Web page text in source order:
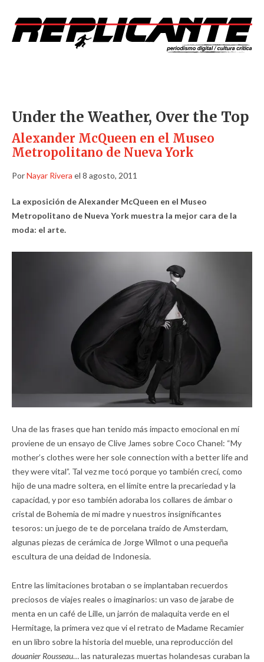
Under the Weather, Over the Top
Alexander McQueen en el Museo
Metropolitano de Nueva York
PorNayar Rivera el 8 agosto, 2011
La exposición de Alexander McQueen en el Museo
Metropolitano de Nueva York muestra la mejor cara de la
moda: el arte.
Una de las frases que han tenido más impacto emocional en mí
proviene de un ensayo de Clive James sobre Coco Chanel: “My
mother’s clothes were her sole connection with a better life and
they were vital”. Tal vez me tocó porque yo también crecí, como
hijo de una madre soltera, en el límite entre la precariedad y la
capacidad, y por eso también adoraba los collares de ámbar o
cristal de Bohemia de mi madre y nuestros insignificantes
tesoros: un juego de te de porcelana traído de Amsterdam,
algunas piezas de cerámica de Jorge Wilmot o una pequeña
escultura de una deidad de Indonesia.
Entre las limitaciones brotaban o se implantaban recuerdos
preciosos de viajes reales o imaginarios: un vaso de jarabe de
menta en un café de Lille, un jarrón de malaquita verde en el
Hermitage, la primera vez que vi el retrato de Madame Recamier
en un libro sobre la historia del mueble, una reproducción del
douanier Rousseau… las naturalezas muertas holandesas curaban la